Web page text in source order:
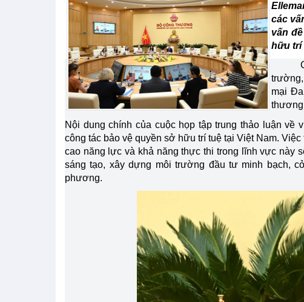
các
vấn
hữu trí
mại
thương
Nội dung chính của cuộc họp tập trung thảo luận
công tác bảo vệ quyền sở hữu trí tuệ tại Việt Nam.
cao năng lực và khả năng thực thi trong lĩnh vực này
sáng tạo, xây dựng môi trường đầu tư minh bạch,
phương.